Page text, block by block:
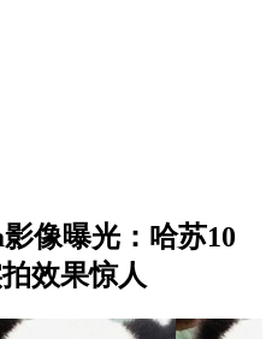
像曝光：哈苏10
效果惊人